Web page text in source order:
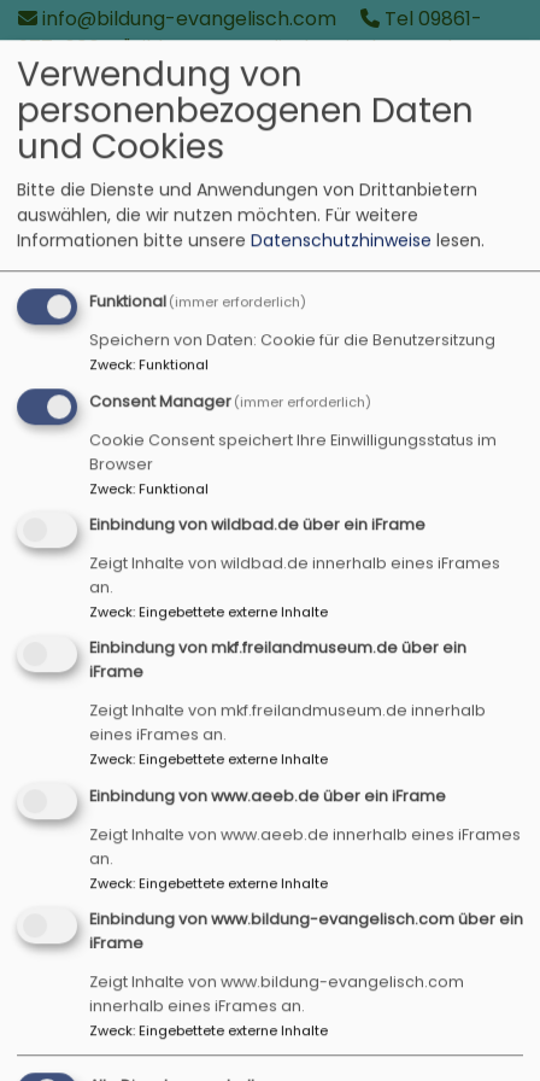
Direkt
zum
Inhalt
info@bildung-evangelisch.com
Tel 09861-
977-600
"Bildung evangelisch zwischen Tauber
und Aisch, Taubertalweg 42, 91541 Rothenburg
o.d. Tauber
Bildung evangelisch
in der Region zwischen Tauber und Aisch
Hauptnavigation
Startseite Stadtpilgern
Stadtpilgern
STADTPILGERN ROTHENBURG
STADTPILGERN BAD WINDSHEIM
Hauptnavigation
Aktuelles Programm
Acht Themenfelder
Berna Himmelsbahnen
Kontakt
Cookie-Einstellungen
Datenschutzerklärung
Verwendung von
personenbezogenen Daten
und Cookies
Bitte die Dienste und Anwendungen von Drittanbietern
auswählen, die wir nutzen möchten. Für weitere
Informationen bitte unsere Datenschutzhinweise lesen.
Funktional(immer erforderlich)
Speichern von Daten: Cookie für die Benutzersitzung
Zweck:Funktional
Consent Manager(immer erforderlich)
Cookie Consent speichert Ihre Einwilligungsstatus im
Browser
Zweck:Funktional
Einbindung von wildbad.de über ein iFrame
Zeigt Inhalte von wildbad.de innerhalb eines iFrames
an.
Zweck:Eingebettete externe Inhalte
Einbindung von mkf.freilandmuseum.de über ein
iFrame
Zeigt Inhalte von mkf.freilandmuseum.de innerhalb
eines iFrames an.
Zweck:Eingebettete externe Inhalte
Einbindung von www.aeeb.de über ein iFrame
Zeigt Inhalte von www.aeeb.de innerhalb eines iFrames
an.
Zweck:Eingebettete externe Inhalte
Einbindung von www.bildung-evangelisch.com über ein
iFrame
Zeigt Inhalte von www.bildung-evangelisch.com
innerhalb eines iFrames an.
Zweck:Eingebettete externe Inhalte